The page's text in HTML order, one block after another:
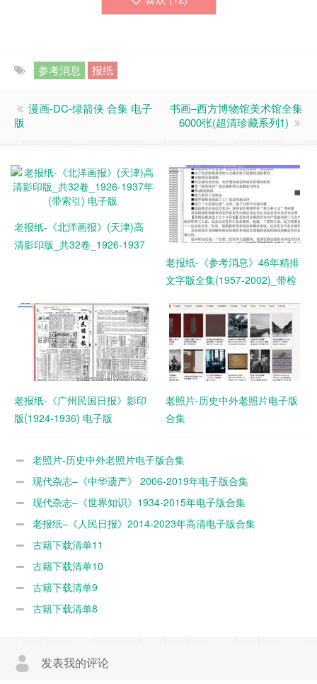
参考消息 报纸
漫画-DC-绿箭侠 合集 电子
版
书画–西方博物馆美术馆全集
6000张(超清珍藏系列1)
老报纸-《北洋画报》(天津)高
清影印版_共32卷_1926-1937
老报纸-《参考消息》46年精排
文字版全集(1957-2002)_带检
老报纸-《广州民国日报》影印
版(1924-1936) 电子版
老照片-历史中外老照片电子版
合集
老照片-历史中外老照片电子版合集
现代杂志–《中华遗产》 2006-2019年电子版合集
现代杂志–《世界知识》1934-2015年电子版合集
老报纸–《人民日报》2014-2023年高清电子版合集
古籍下载清单11
古籍下载清单10
古籍下载清单9
古籍下载清单8
发表我的评论